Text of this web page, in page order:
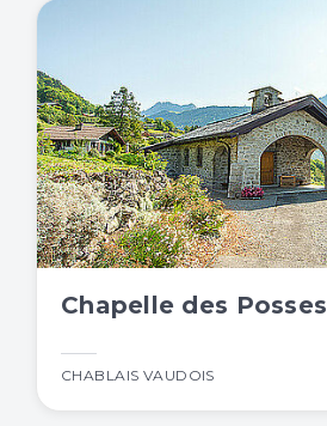
Chapelle des Posses
CHABLAIS VAUDOIS